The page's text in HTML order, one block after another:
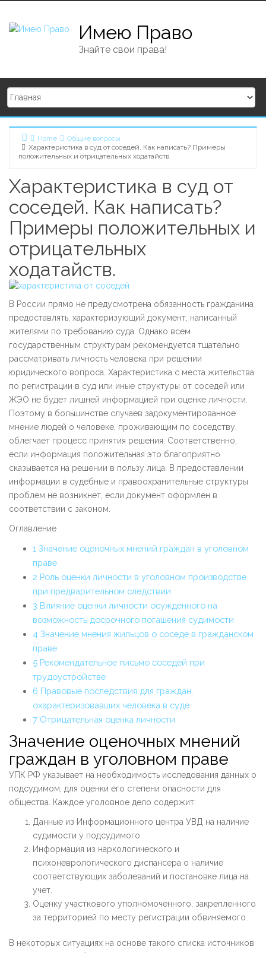
Имею Право
Знайте свои права!
Home
Общие вопросы
Характеристика в суд от соседей. Как написать? Примеры
положительных и отрицательных ходатайств.
Характеристика в суд от
соседей. Как написать?
Примеры положительных и
отрицательных
ходатайств.
В России прямо не предусмотрена обязанность гражданина
предоставлять, характеризующий документ, написанный
жителями по требованию суда. Однако всем
государственным структурам рекомендуется тщательно
рассматривать личность человека при решении
юридического вопроса. Характеристика с места жительства
по регистрации в суд или иные структуры от соседей или
ЖЭО не будет лишней информацией при оценке личности.
Поэтому в большинстве случаев задокументированное
мнение людей о человеке, проживающим по соседству,
облегчает процесс принятия решения. Соответственно,
если информация положительная это благоприятно
сказывается на решении в пользу лица. В предоставлении
информации в судебные и правоохранительные структуры
проблем не возникнет, если документ оформлен в
соответствии с законом.
Оглавление
1 Значение оценочных мнений граждан в уголовном
праве
2 Роль оценки личности в уголовном производстве
при предварительном следствии
3 Влияние оценки личности осужденного на
возможность досрочного погашения судимости
4 Значение мнения жильцов о соседе в гражданском
праве
5 Рекомендательное письмо соседей при
трудоустройстве
6 Правовые последствия для граждан,
охарактеризовавших человека в суде
7 Отрицательная оценка личности
Значение оценочных мнений
граждан в уголовном праве
УПК РФ указывает на необходимость исследования данных о
подсудимом, для оценки его степени опасности для
общества. Каждое уголовное дело содержит:
Данные из Информационного центра УВД на наличие
судимости у подсудимого.
Информация из наркологического и
психоневрологического диспансера о наличие
соответствующих заболеваний и постановке лица на
учет.
Оценку участкового уполномоченного, закрепленного
за территорией по месту регистрации обвиняемого.
В некоторых ситуациях на основе такого списка источников